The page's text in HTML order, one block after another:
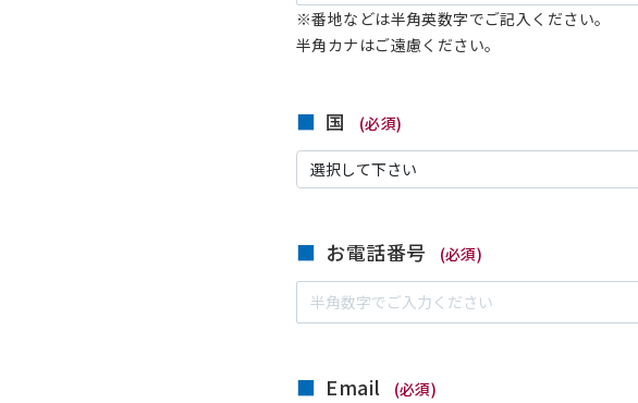
※番地などは半角英数字でご記入ください。
半角カナはご遠慮ください。
国 (必須)
お電話番号 (必須)
Email (必須)